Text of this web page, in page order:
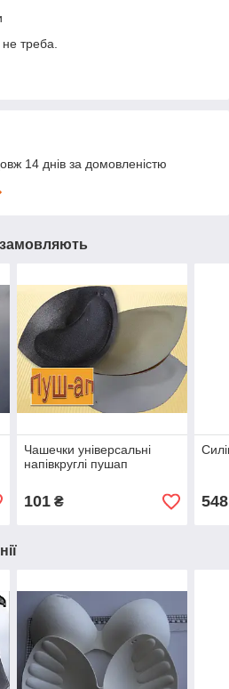
треба.
14 днів за домовленістю
Чашечки універсальні
напівкруглі пушап
101₴ 548